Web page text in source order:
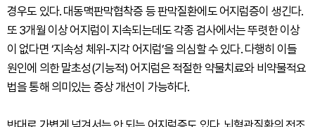
경우도 있다. 대동맥판막협착증 등 판막질환에도 어지럼증이 생긴다.
또 3개월 이상 어지럼이 지속되는데도 각종 검사에서는 뚜렷한 이상
이 없다면 ‘지속성 체위-지각 어지럼’을 의심할 수 있다. 다행히 이들
원인에 의한 말초성(기능적) 어지럼은 적절한 약물치료와 비약물적요
법을 통해 의미있는 증상 개선이 가능하다.